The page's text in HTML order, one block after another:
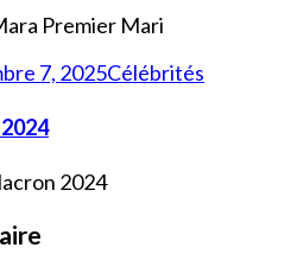
7, 2025Célébrités